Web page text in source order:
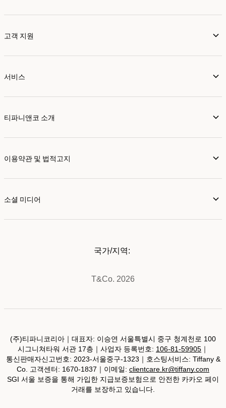
고객 지원
서비스
티파니앤코 소개
이용약관 및 법적고지
소셜 미디어
T&Co. 2026
국가/지역:
(주)티파니코리아｜대표자: 이승연 서울특별시 중구 청계천로 100
시그니쳐타워 서관 17층｜사업자 등록번호: 106-81-59905 ｜
통신판매자신고번호: 2023-서울중구-1323｜호스팅서비스: Tiffany &
Co. 고객센터: 1670-1837｜이메일: clientcare.kr@tiffany.com
SGI 서울 보증을 통해 가입한 지급보증보험으로 안전한 카카오 페이
거래를 보장하고 있습니다.